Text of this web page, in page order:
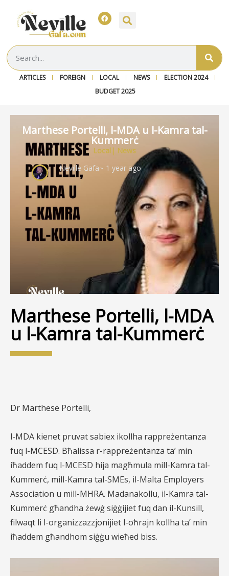
ARTICLES FOREIGN LOCAL NEWS
ELECTION 2024
BUDGET 2025
Marthese Portelli, l-MDA u l-Kamra tal-
Kummerċ
Local | News
Neville Gafa~ 1 year ago
Marthese Portelli, l-MDA
u l-Kamra tal-Kummerċ
Dr Marthese Portelli,
l-MDA kienet pruvat sabiex ikollha rappreżentanza
fuq l-MCESD. Bħalissa r-rappreżentanza ta’ min
iħaddem fuq l-MCESD hija magħmula mill-Kamra tal-
Kummerċ, mill-Kamra tal-SMEs, il-Malta Employers
Association u mill-MHRA. Madanakollu, il-Kamra tal-
Kummerċ għandha żewġ siġġijiet fuq dan il-Kunsill,
filwaqt li l-organizzazzjonijiet l-oħrajn kollha ta’ min
iħaddem għandhom siġġu wieħed biss.